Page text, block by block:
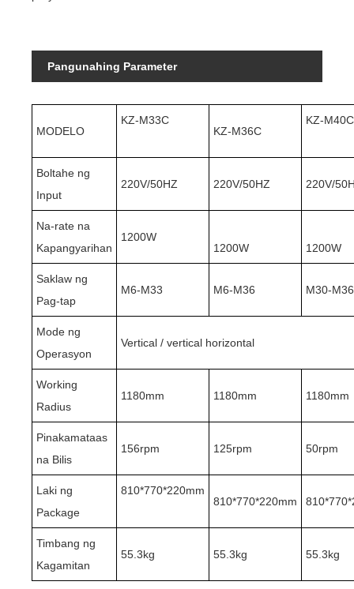
Pangunahing Parameter
MODELO
KZ-M33C
KZ-M36C
KZ-M40C
Boltahe ng
Input
220V/50HZ 220V/50HZ 220V/
Na-rate na
Kapangyarihan
1200W
1200W
1200W
Saklaw ng
Pag-tap
M6-M33 M6-M36 M30-M36
Mode ng
Operasyon
Vertical / vertical horizontal
Working
Radius
1180mm 1180mm 1180mm
Pinakamataas
na Bilis
156rpm 125rpm 50rpm
Laki ng
Package
810*770*220mm
810*770*220mm
Timbang ng
Kagamitan
55.3kg 55.3kg 55.3kg